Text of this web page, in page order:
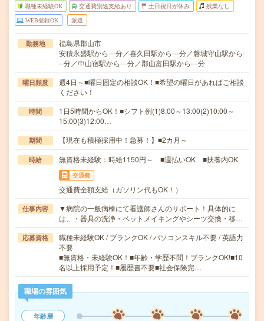
職種未経験OK 交通費別途支給あり 土日祝日が休み 残業なし
WEB登録OK 派遣
勤務地
福島県郡山市
安積永盛駅から---分／喜久田駅から---分／磐城守山駅から-
--分／中山宿駅から---分／郡山富田駅から---分
曜日頻度
週4日～■曜日固定の相談OK！■希望の曜日があればご相談
ください！
時間
1日5時間からOK！■シフト例(1)8:00～13:00(2)10:00～
15:00(3)12:00…
期間 【現在も積極採用中！急募！】■2カ月～
時給 無資格未経験：時給1150円～ ■週払いOK ■扶養内OK
交通費
交通費全額支給（ガソリン代もOK！）
仕事内容
▼病院の一般病棟にて看護師さんのサポート！具体的に
は、・器具の洗浄・ベットメイキングやシーツ交換・移…
応募資格
職種未経験OK / ブランクOK / パソコンスキル不要 / 英語力
不要
■無資格・未経験OK！■年齢・学歴不問！ブランクOK!■10
名以上採用予定！■履歴書不要■社会保険完…
職場の雰囲気
年齢層